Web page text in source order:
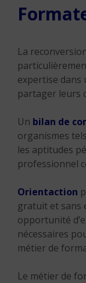
La
expertise dans
partager leurs
Un bilan de
organismes tels
les aptitudes
professionnel
Orientaction
gratuit et sans
opportunité
nécessaires
métier de
Le métier de